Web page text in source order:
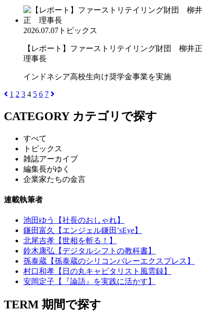
2026.07.07 トピックス
【レポート】ファーストリテイリング財団 柳井正
理事長
インドネシア高校生向け奨学金事業を実施
1 2 3 4 5 6 7
CATEGORY カテゴリで探す
すべて
トピックス
雑誌アーカイブ
編集長がゆく
企業家たちの金言
連載執筆者
池田ゆう【社長のおしゃれ】
鎌田富久【エンジェル鎌田’sEye】
北尾吉孝【世相を斬る！】
鈴木康弘【デジタルシフトの教科書】
孫泰蔵【孫泰蔵のシリコンバレーエクスプレス】
村口和孝【日の丸キャピタリスト風雲録】
安岡定子【『論語』を実践に活かす】
TERM 期間で探す